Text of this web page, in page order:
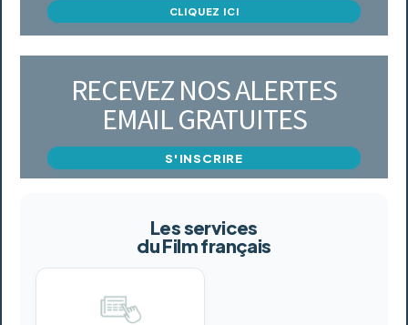
CLIQUEZ ICI
RECEVEZ NOS ALERTES
EMAIL GRATUITES
S'INSCRIRE
Les services
du Film français